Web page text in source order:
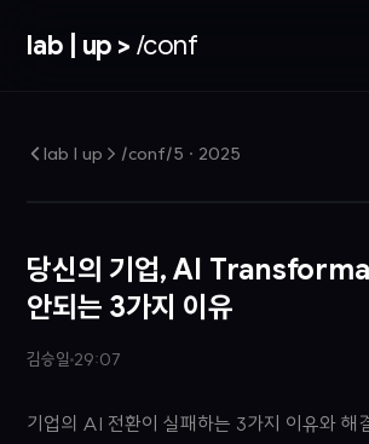
lab | up > /conf
lab | up > /conf/5 · 2025
당신의 기업, AI
안되는 3가지 이유
김승일 29:07
기업의 AI 전환이 실패하는 3가지 이유와 해